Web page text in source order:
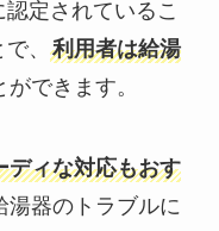
定されているこ
、 利用者は給湯
できます。
ディな対応もおす
湯器のトラブルに